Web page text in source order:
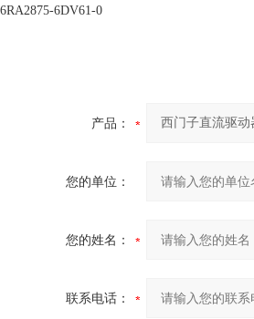
6RA2875-6DV61-0
产品：
您的单位：
您的姓名：
联系电话：